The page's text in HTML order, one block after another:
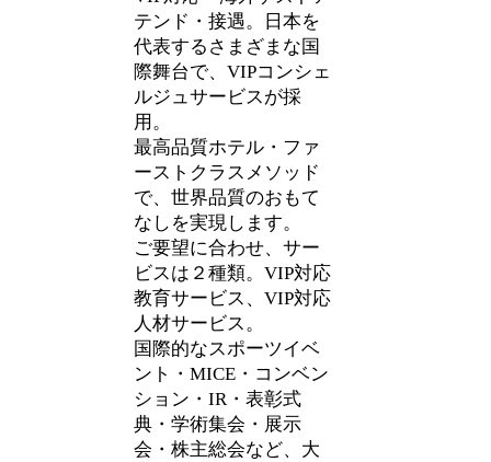
テンド・接遇。日本を
代表するさまざまな国
際舞台で、VIPコンシェ
ルジュサービスが採
用。
最高品質ホテル・ファ
ーストクラスメソッド
で、世界品質のおもて
なしを実現します。
ご要望に合わせ、サー
ビスは２種類。VIP対応
教育サービス、VIP対応
人材サービス。
国際的なスポーツイベ
ント・MICE・コンベン
ション・IR・表彰式
典・学術集会・展示
会・株主総会など、大